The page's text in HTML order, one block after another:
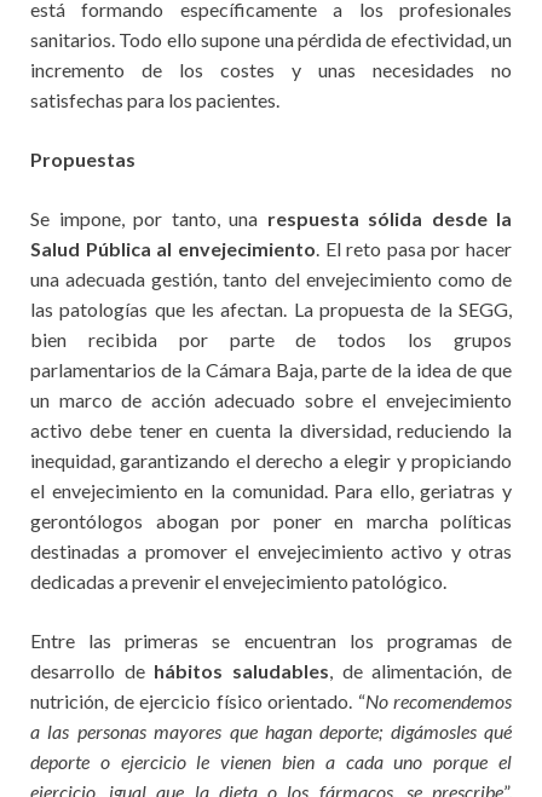
está formando específicamente a los profesionales
sanitarios. Todo ello supone una pérdida de efectividad, un
incremento de los costes y unas necesidades no
satisfechas para los pacientes.
Propuestas
Se impone, por tanto, una respuesta sólida desde la
Salud Pública al envejecimiento. El reto pasa por hacer
una adecuada gestión, tanto del envejecimiento como de
las patologías que les afectan. La propuesta de la SEGG,
bien recibida por parte de todos los grupos
parlamentarios de la Cámara Baja, parte de la idea de que
un marco de acción adecuado sobre el envejecimiento
activo debe tener en cuenta la diversidad, reduciendo la
inequidad, garantizando el derecho a elegir y propiciando
el envejecimiento en la comunidad. Para ello, geriatras y
gerontólogos abogan por poner en marcha políticas
destinadas a promover el envejecimiento activo y otras
dedicadas a prevenir el envejecimiento patológico.
Entre las primeras se encuentran los programas de
desarrollo de hábitos saludables, de alimentación, de
nutrición, de ejercicio físico orientado. “No recomendemos
a las personas mayores que hagan deporte; digámosles qué
deporte o ejercicio le vienen bien a cada uno porque el
ejercicio, igual que la dieta o los fármacos, se prescribe”,